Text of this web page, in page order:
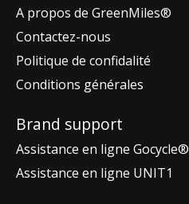
A propos de GreenMiles®
Contactez-nous
Politique de confidalité
Conditions générales
Brand support
Assistance en ligne Gocycle®
Assistance en ligne UNIT1